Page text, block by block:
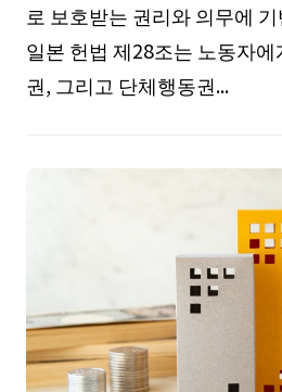
로 보호받는 권리와 의무에
일본 헌법 제28조는 노동자
권, 그리고 단체행동권...